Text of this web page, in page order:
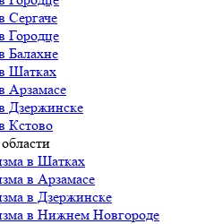
Сергаче
Городце
Балахне
Шатках
Арзамасе
Дзержинске
Кстово
в Шатках
в Арзамасе
в Дзержинске
в Нижнем Новгороде